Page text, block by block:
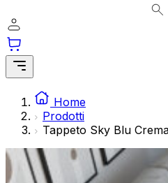
Home
Prodotti
Tappeto Sky Blu
I cookie statistici
Non classificati